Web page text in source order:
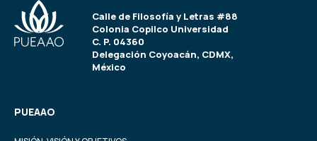
Calle de Filosofía y Letras #88
Colonia Copilco Universidad
C. P. 04360
Delegación Coyoacán, CDMX,
México
PUEAAO